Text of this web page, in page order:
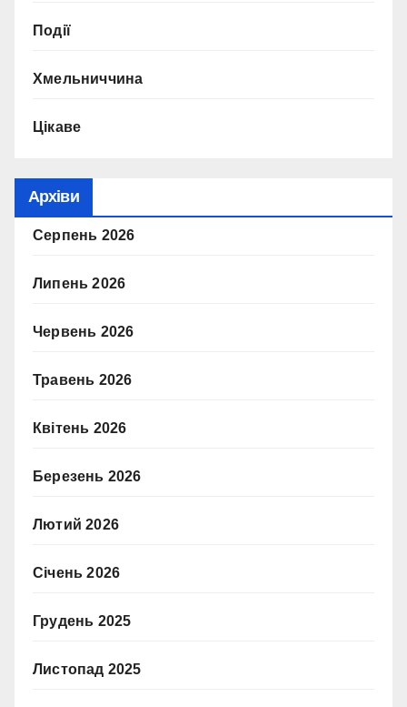
Події
Хмельниччина
Цікаве
Архіви
Серпень 2026
Липень 2026
Червень 2026
Травень 2026
Квітень 2026
Березень 2026
Лютий 2026
Січень 2026
Грудень 2025
Листопад 2025